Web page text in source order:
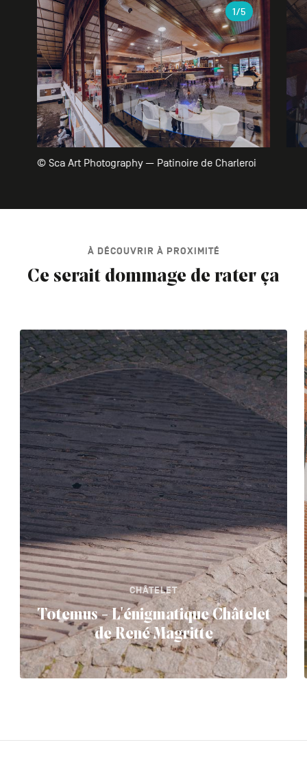
Galerie
© Sca Art Photography — Patinoire de Charleroi
1/5
À DÉCOUVRIR À PROXIMITÉ
Ce serait dommage de rater ça
CHÂTELET
Totemus - L'énigmatique Châtelet
de René Magritte